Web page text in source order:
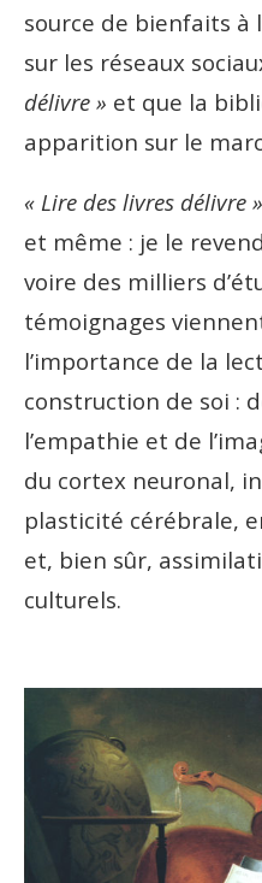
source de bienfaits à
sur les réseaux
délivre » et que la
apparition sur le
« Lire des livres délivre »
et même : je le
voire des milliers
témoignages
l’importance de la
construction de soi :
l’empathie et de
du cortex neuronal,
plasticité cérébrale,
et, bien sûr,
culturels.